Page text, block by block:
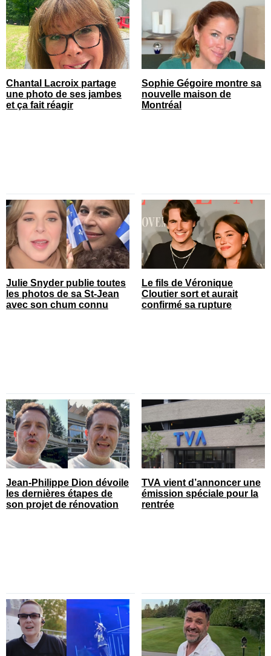
Chantal Lacroix partage
une photo de ses jambes
et ça fait réagir
Sophie Gégoire montre sa
nouvelle maison de
Montréal
Julie Snyder publie toutes
les photos de sa St-Jean
avec son chum connu
Le fils de Véronique
Cloutier sort et aurait
confirmé sa rupture
Jean-Philippe Dion dévoile
les dernières étapes de
son projet de rénovation
TVA vient d’annoncer une
émission spéciale pour la
rentrée